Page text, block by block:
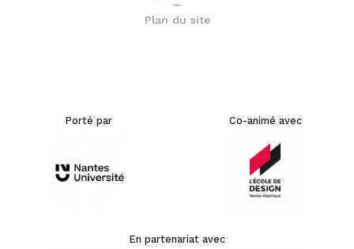
Plan du site
Porté par Co-animé avec
En partenariat avec